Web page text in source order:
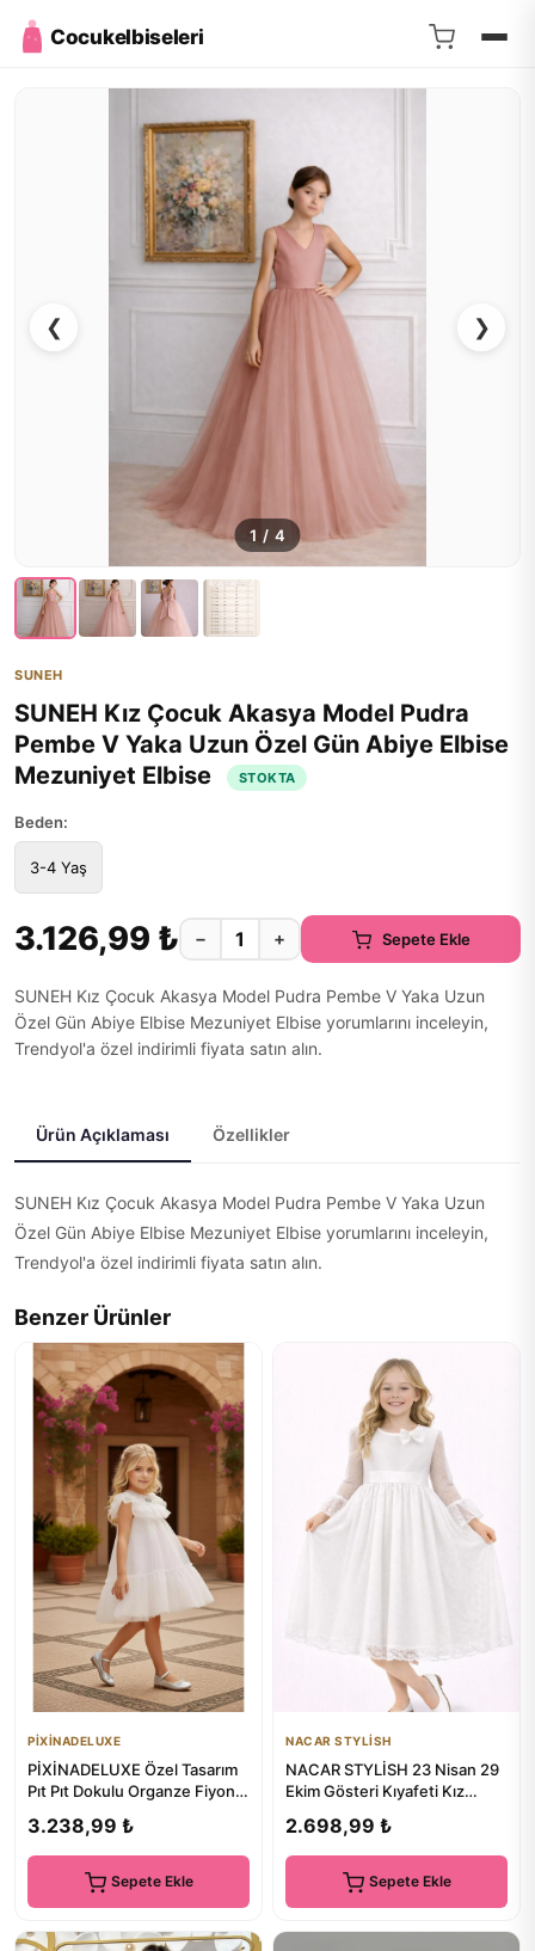
Cocukelbiseleri
❮ ❯
1 / 4
SUNEH
SUNEH Kız Çocuk Akasya Model Pudra
Pembe V Yaka Uzun Özel Gün Abiye Elbise
Mezuniyet Elbise
STOKTA
Beden:
3-4 Yaş
3.126,99 ₺ − + Sepete Ekle
SUNEH Kız Çocuk Akasya Model Pudra Pembe V Yaka Uzun
Özel Gün Abiye Elbise Mezuniyet Elbise yorumlarını inceleyin,
Trendyol'a özel indirimli fiyata satın alın.
Ürün Açıklaması Özellikler
SUNEH Kız Çocuk Akasya Model Pudra Pembe V Yaka Uzun
Özel Gün Abiye Elbise Mezuniyet Elbise yorumlarını inceleyin,
Trendyol'a özel indirimli fiyata satın alın.
Benzer Ürünler
PİXİNADELUXE
PİXİNADELUXE Özel Tasarım
Pıt Pıt Dokulu Organze Fiyonk
3.238,99 ₺
Sepete Ekle
NACAR STYLİSH
NACAR STYLİSH 23 Nisan 29
Ekim Gösteri Kıyafeti Kız
2.698,99 ₺
Sepete Ekle